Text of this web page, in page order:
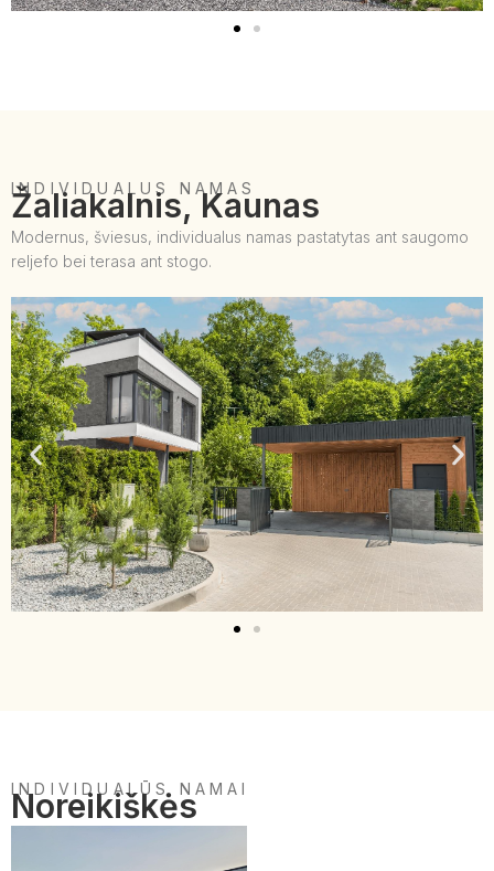
INDIVIDUALUS NAMAS
Žaliakalnis, Kaunas
Modernus, šviesus, individualus namas pastatytas ant saugomo
reljefo bei terasa ant stogo.
INDIVIDUALŪS NAMAI
Noreikiškės